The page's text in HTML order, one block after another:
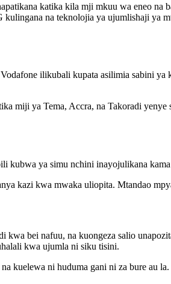
katika kila mji mkuu wa eneo
na teknolojia ya ujumlishaji ya
ilikubali kupata asilimia sabini ya
miji ya Tema, Accra, na Takoradi
ya simu nchini inayojulikana
kazi kwa mwaka uliopita. Mtandao
bei nafuu, na kuongeza salio
kwa ujumla ni siku tisini.
kuelewa ni huduma gani ni za bure au la.